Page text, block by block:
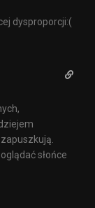
dysproporcji:(
słońce